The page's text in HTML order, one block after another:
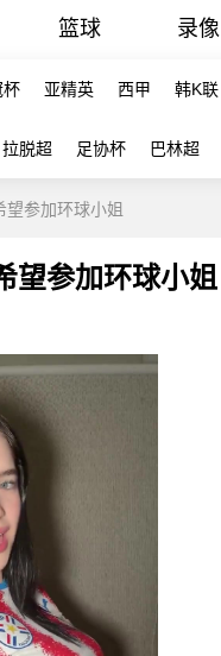
篮球 录像
杯 亚精英 西甲 韩K联
拉脱超 足协杯 巴林超
参加环球小姐
望参加环球小姐